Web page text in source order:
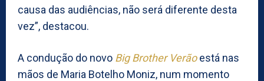
causa das audiências, não será diferente desta
vez”, destacou.
A condução do novo Big Brother Verãoestá nas
mãos de Maria Botelho Moniz, num momento